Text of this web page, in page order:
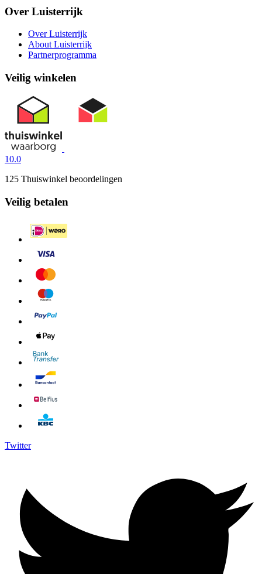
Over Luisterrijk
Over Luisterrijk
About Luisterrijk
Partnerprogramma
Veilig winkelen
10.0
125 Thuiswinkel beoordelingen
Veilig betalen
Twitter